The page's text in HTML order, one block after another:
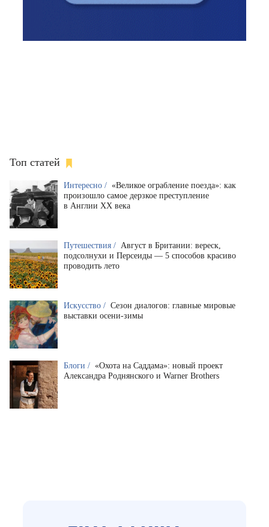
Топ статей
Интересно / «Великое ограбление поезда»: как
произошло самое дерзкое преступление
в Англии XX века
Путешествия / Август в Британии: вереск,
подсолнухи и Персеиды — 5 способов красиво
проводить лето
Искусство / Сезон диалогов: главные мировые
выставки осени-зимы
Блоги / «Охота на Саддама»: новый проект
Александра Роднянского и Warner Brothers